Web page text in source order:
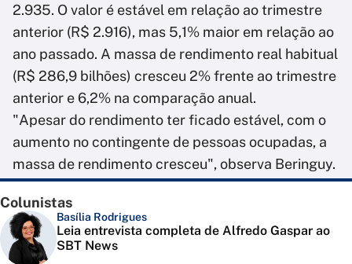
2.935. O valor é estável em relação ao trimestre
anterior (R$ 2.916), mas 5,1% maior em relação ao
ano passado. A massa de rendimento real habitual
(R$ 286,9 bilhões) cresceu 2% frente ao trimestre
anterior e 6,2% na comparação anual.
"Apesar do rendimento ter ficado estável, com o
aumento no contingente de pessoas ocupadas, a
massa de rendimento cresceu", observa Beringuy.
Colunistas
Basília Rodrigues
Leia entrevista completa de Alfredo Gaspar ao
SBT News